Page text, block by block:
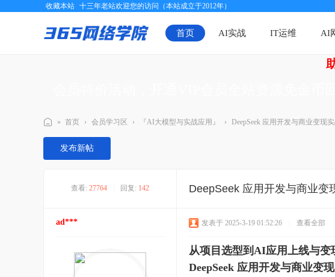
收藏本站 十三年老站欢迎您的访问（本站成立于2012年）
首页 AI实战 IT运维 AI
三
六
» 首页 › 会员学习区 › 『AI大模型与实战应用』 › DeepSeek 应用开发与商业变现
发布新帖
查看: 27764 回复: 142 DeepSeek 应用开发与商业变
ad*** 发表于 2025-3-19 01:52:26 查看全部
从项目选型到AI应用上线与
DeepSeek 应用开发与商业变